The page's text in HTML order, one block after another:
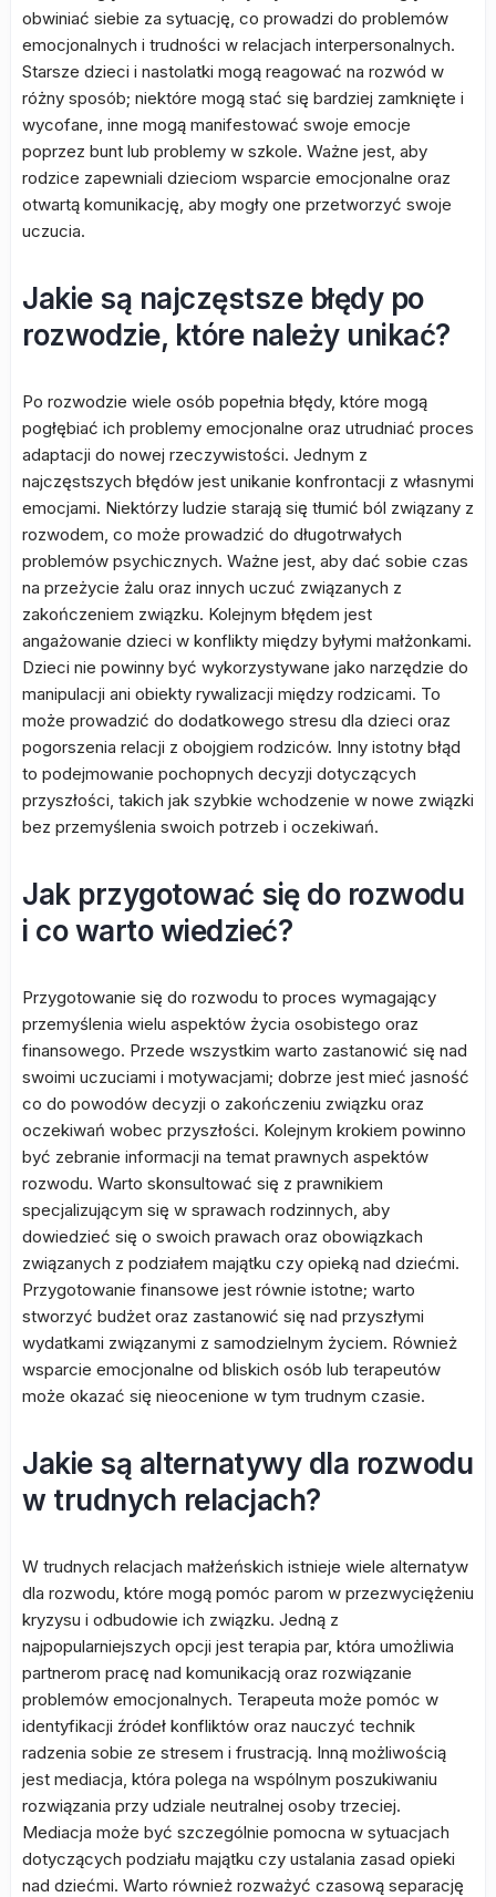
obwiniać siebie za sytuację, co prowadzi do problemów
emocjonalnych i trudności w relacjach interpersonalnych.
Starsze dzieci i nastolatki mogą reagować na rozwód w
różny sposób; niektóre mogą stać się bardziej zamknięte i
wycofane, inne mogą manifestować swoje emocje
poprzez bunt lub problemy w szkole. Ważne jest, aby
rodzice zapewniali dzieciom wsparcie emocjonalne oraz
otwartą komunikację, aby mogły one przetworzyć swoje
uczucia.
Jakie są najczęstsze błędy po
rozwodzie, które należy unikać?
Po rozwodzie wiele osób popełnia błędy, które mogą
pogłębiać ich problemy emocjonalne oraz utrudniać proces
adaptacji do nowej rzeczywistości. Jednym z
najczęstszych błędów jest unikanie konfrontacji z własnymi
emocjami. Niektórzy ludzie starają się tłumić ból związany z
rozwodem, co może prowadzić do długotrwałych
problemów psychicznych. Ważne jest, aby dać sobie czas
na przeżycie żalu oraz innych uczuć związanych z
zakończeniem związku. Kolejnym błędem jest
angażowanie dzieci w konflikty między byłymi małżonkami.
Dzieci nie powinny być wykorzystywane jako narzędzie do
manipulacji ani obiekty rywalizacji między rodzicami. To
może prowadzić do dodatkowego stresu dla dzieci oraz
pogorszenia relacji z obojgiem rodziców. Inny istotny błąd
to podejmowanie pochopnych decyzji dotyczących
przyszłości, takich jak szybkie wchodzenie w nowe związki
bez przemyślenia swoich potrzeb i oczekiwań.
Jak przygotować się do rozwodu
i co warto wiedzieć?
Przygotowanie się do rozwodu to proces wymagający
przemyślenia wielu aspektów życia osobistego oraz
finansowego. Przede wszystkim warto zastanowić się nad
swoimi uczuciami i motywacjami; dobrze jest mieć jasność
co do powodów decyzji o zakończeniu związku oraz
oczekiwań wobec przyszłości. Kolejnym krokiem powinno
być zebranie informacji na temat prawnych aspektów
rozwodu. Warto skonsultować się z prawnikiem
specjalizującym się w sprawach rodzinnych, aby
dowiedzieć się o swoich prawach oraz obowiązkach
związanych z podziałem majątku czy opieką nad dziećmi.
Przygotowanie finansowe jest równie istotne; warto
stworzyć budżet oraz zastanowić się nad przyszłymi
wydatkami związanymi z samodzielnym życiem. Również
wsparcie emocjonalne od bliskich osób lub terapeutów
może okazać się nieocenione w tym trudnym czasie.
Jakie są alternatywy dla rozwodu
w trudnych relacjach?
W trudnych relacjach małżeńskich istnieje wiele alternatyw
dla rozwodu, które mogą pomóc parom w przezwyciężeniu
kryzysu i odbudowie ich związku. Jedną z
najpopularniejszych opcji jest terapia par, która umożliwia
partnerom pracę nad komunikacją oraz rozwiązanie
problemów emocjonalnych. Terapeuta może pomóc w
identyfikacji źródeł konfliktów oraz nauczyć technik
radzenia sobie ze stresem i frustracją. Inną możliwością
jest mediacja, która polega na wspólnym poszukiwaniu
rozwiązania przy udziale neutralnej osoby trzeciej.
Mediacja może być szczególnie pomocna w sytuacjach
dotyczących podziału majątku czy ustalania zasad opieki
nad dziećmi. Warto również rozważyć czasową separację